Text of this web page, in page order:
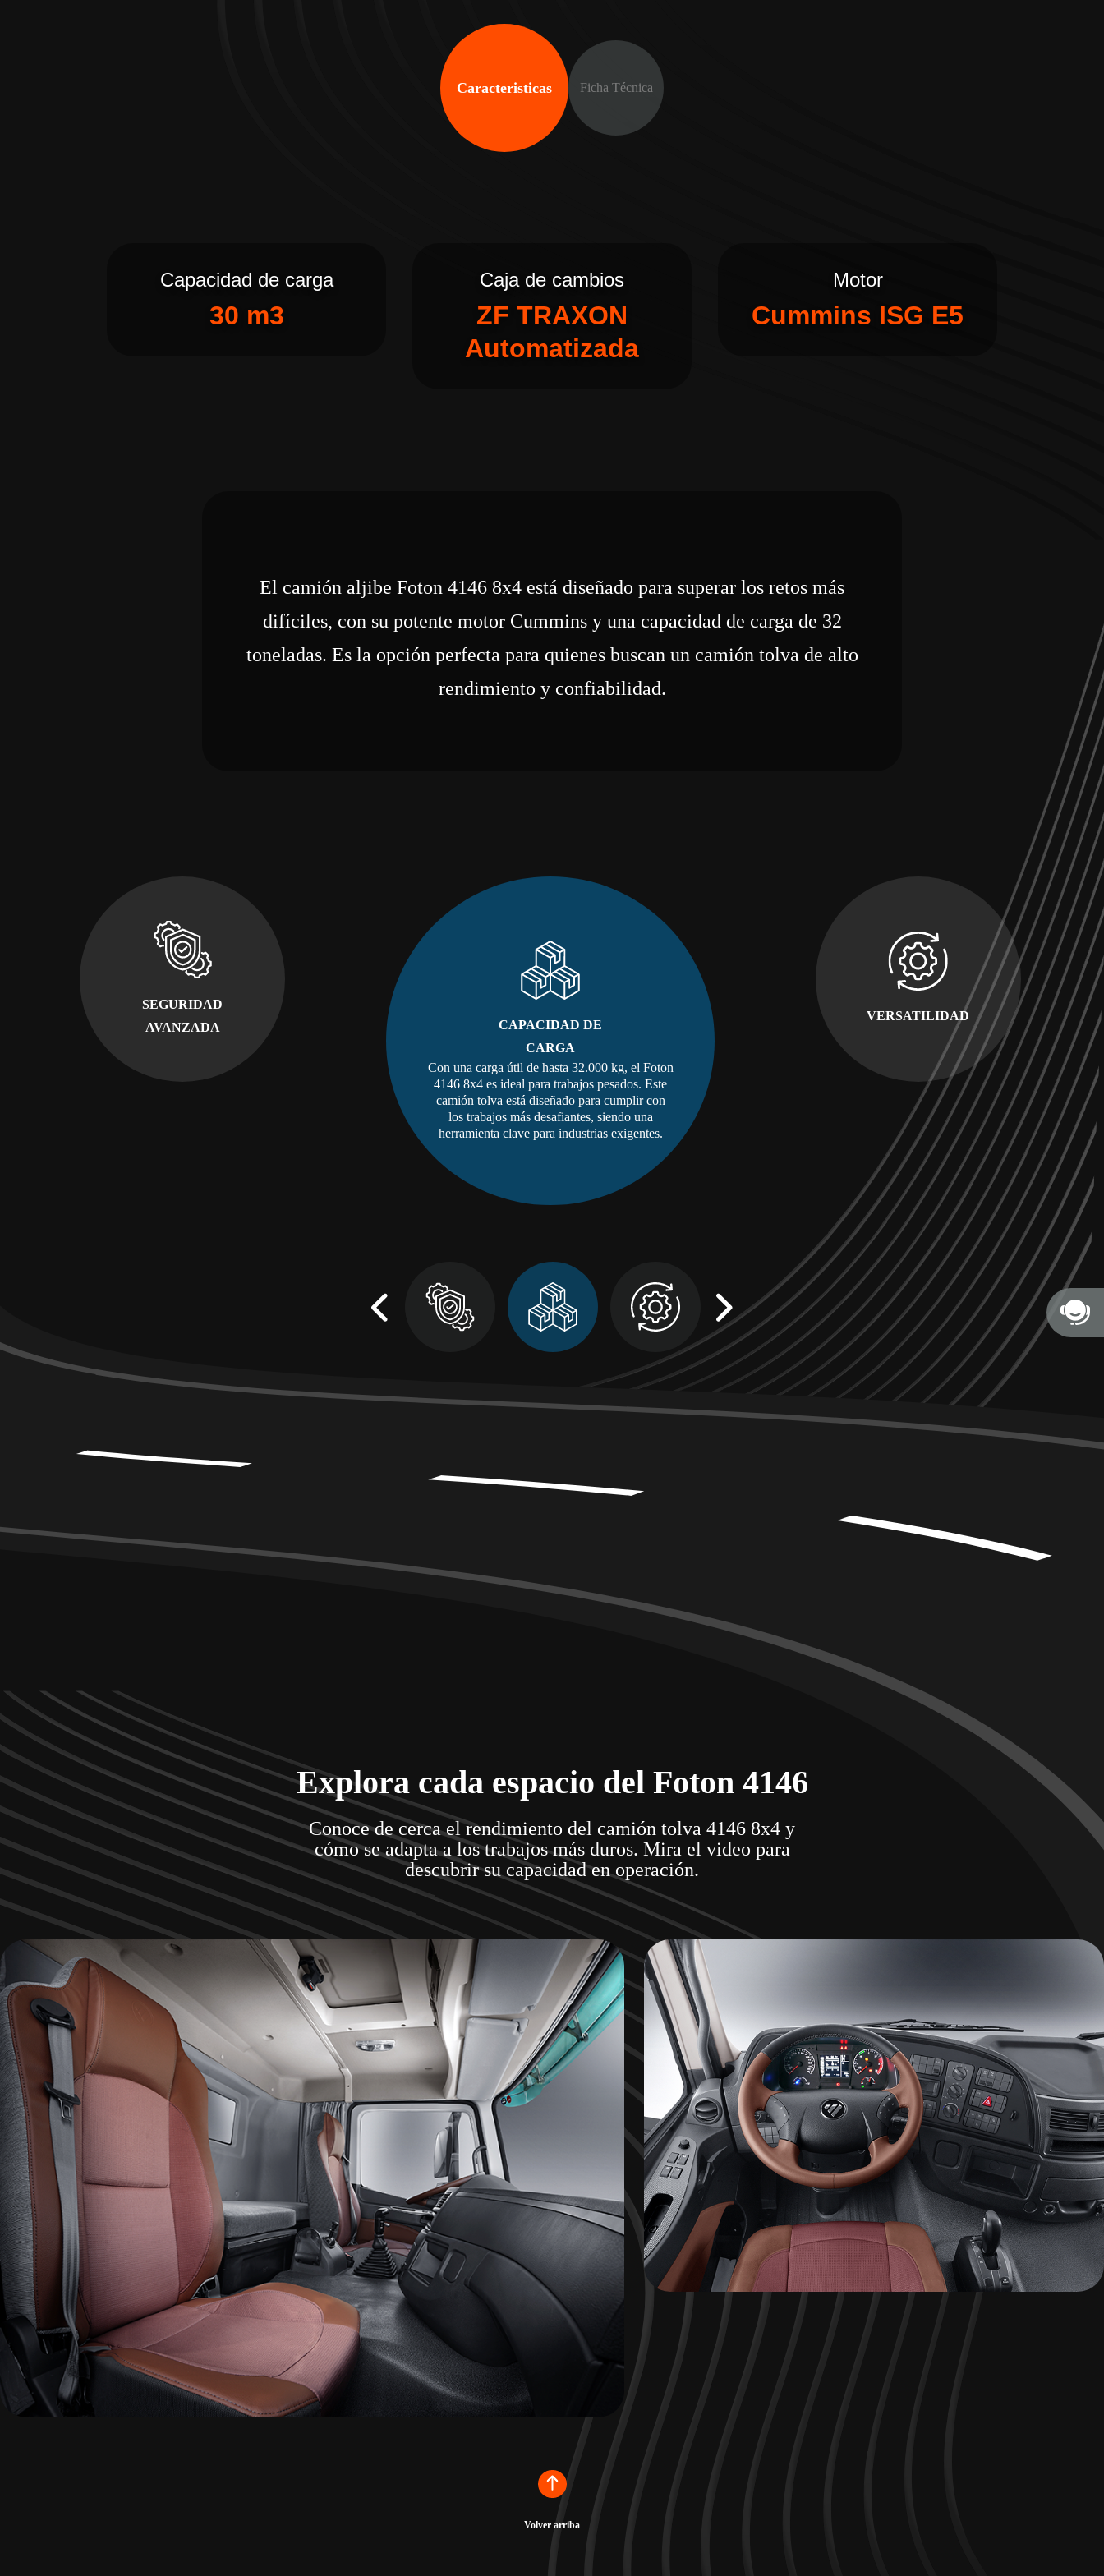
Caracteristicas Ficha Técnica
Capacidad de carga
30 m3
Caja de cambios
ZF TRAXON
Automatizada
Motor
Cummins ISG E5
El camión aljibe Foton 4146 8x4 está diseñado para superar los retos más
difíciles, con su potente motor Cummins y una capacidad de carga de 32
toneladas. Es la opción perfecta para quienes buscan un camión tolva de alto
rendimiento y confiabilidad.
SEGURIDAD
AVANZADA
CAPACIDAD DE
CARGA
Con una carga útil de hasta 32.000 kg, el Foton
4146 8x4 es ideal para trabajos pesados. Este
camión tolva está diseñado para cumplir con
los trabajos más desafiantes, siendo una
herramienta clave para industrias exigentes.
VERSATILIDAD
Explora cada espacio del Foton 4146
Conoce de cerca el rendimiento del camión tolva 4146 8x4 y
cómo se adapta a los trabajos más duros. Mira el video para
descubrir su capacidad en operación.
Volver arriba